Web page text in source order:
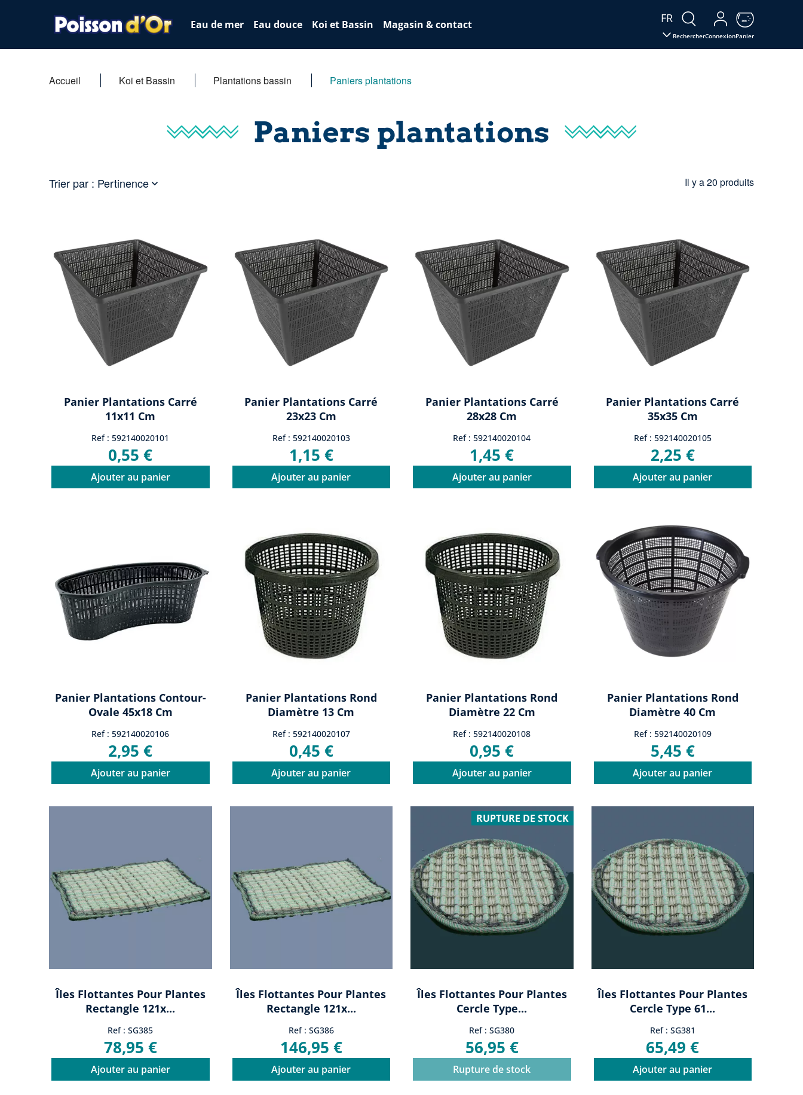
Eau de mer Eau douce Koi et Bassin Magasin & contact FR
RechercherConnexionPanier
Accueil Koi et Bassin Plantations bassin Paniers plantations
Paniers plantations
Trier par : Pertinence  Il y a 20 produits
Panier Plantations Carré
11x11 Cm
Ref : 592140020101
0,55 €
Ajouter au panier
Panier Plantations Carré
23x23 Cm
Ref : 592140020103
1,15 €
Ajouter au panier
Panier Plantations Carré
28x28 Cm
Ref : 592140020104
1,45 €
Ajouter au panier
Panier Plantations Carré
35x35 Cm
Ref : 592140020105
2,25 €
Ajouter au panier
Panier Plantations Contour-
Ovale 45x18 Cm
Ref : 592140020106
2,95 €
Ajouter au panier
Panier Plantations Rond
Diamètre 13 Cm
Ref : 592140020107
0,45 €
Ajouter au panier
Panier Plantations Rond
Diamètre 22 Cm
Ref : 592140020108
0,95 €
Ajouter au panier
Panier Plantations Rond
Diamètre 40 Cm
Ref : 592140020109
5,45 €
Ajouter au panier
Îles Flottantes Pour Plantes
Rectangle 121x...
Ref : SG385
78,95 €
Ajouter au panier
Îles Flottantes Pour Plantes
Rectangle 121x...
Ref : SG386
146,95 €
Ajouter au panier
Îles Flottantes Pour Plantes
Cercle Type...
Ref : SG380
56,95 €
Rupture de stock
RUPTURE DE STOCK
Îles Flottantes Pour Plantes
Cercle Type 61...
Ref : SG381
65,49 €
Ajouter au panier